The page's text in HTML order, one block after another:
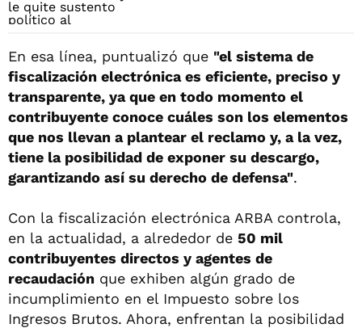
En esa línea, puntualizó que "el sistema de
fiscalización electrónica es eficiente, preciso y
transparente, ya que en todo momento el
contribuyente conoce cuáles son los elementos
que nos llevan a plantear el reclamo y, a la vez,
tiene la posibilidad de exponer su descargo,
garantizando así su derecho de defensa".
Con la fiscalización electrónica ARBA controla,
en la actualidad, a alrededor de 50 mil
contribuyentes directos y agentes de
recaudación que exhiben algún grado de
incumplimiento en el Impuesto sobre los
Ingresos Brutos. Ahora, enfrentan la posibilidad